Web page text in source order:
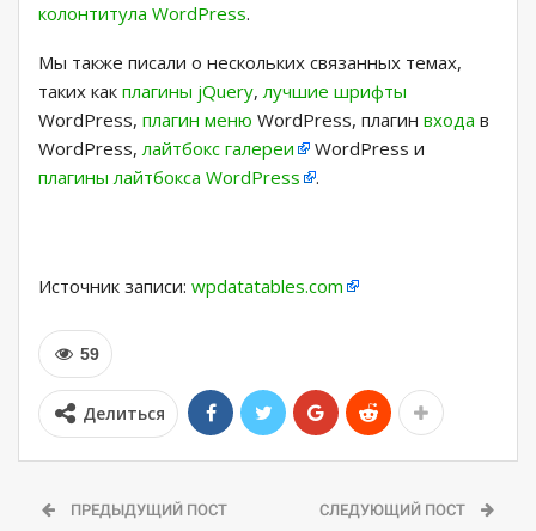
колонтитула WordPress.
Мы также писали о нескольких связанных темах,
таких как плагины jQuery,лучшие шрифты
WordPress, плагин меню WordPress, плагин входа в
WordPress,лайтбокс галереи
WordPress и
плагины лайтбокса WordPress
.
Источник записи: wpdatatables.com
59
Делиться
ПРЕДЫДУЩИЙ ПОСТ СЛЕДУЮЩИЙ ПОСТ